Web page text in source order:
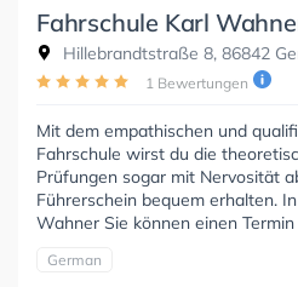
Fahrschule Karl
Hillebrandtstraße 8, 86842
1 Bewertungen
Mit dem empathischen und
Fahrschule wirst du die
Prüfungen sogar mit Nervosität
Führerschein bequem erhalten.
Wahner Sie können einen
German